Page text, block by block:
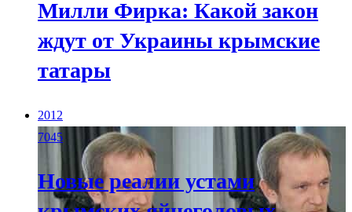
Милли Фирка: Какой закон
ждут от Украины крымские
татары
2012
7045
Новые реалии устами